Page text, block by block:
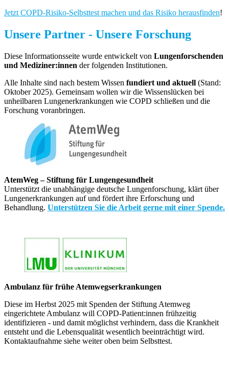
Jetzt COPD-Risiko-Selbsttest machen und das Risiko herausfinden!
Unsere Partner - Unsere Forschung
Diese Informationsseite wurde entwickelt von Lungenforschenden
und Mediziner:innen der folgenden Institutionen.
Alle Inhalte sind nach bestem Wissen fundiert und aktuell (Stand:
Oktober 2025). Gemeinsam wollen wir die Wissenslücken bei
unheilbaren Lungenerkrankungen wie COPD schließen und die
Forschung voranbringen.
AtemWeg – Stiftung für Lungengesundheit
Unterstützt die unabhängige deutsche Lungenforschung, klärt über
Lungenerkrankungen auf und fördert ihre Erforschung und
Behandlung. Unterstützen Sie die Arbeit gerne mit einer Spende.
Ambulanz für frühe Atemwegserkrankungen
Diese im Herbst 2025 mit Spenden der Stiftung Atemweg
eingerichtete Ambulanz will COPD-Patient:innen frühzeitig
identifizieren - und damit möglichst verhindern, dass die Krankheit
entsteht und die Lebensqualität wesentlich beeinträchtigt wird.
Kontaktaufnahme siehe weiter oben beim Selbsttest.